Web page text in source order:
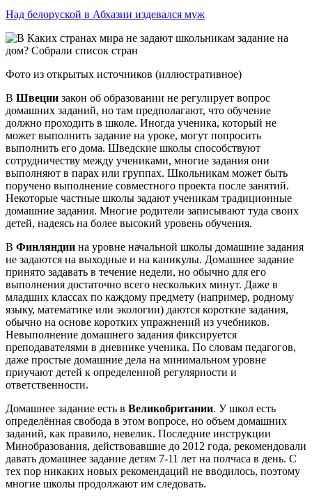
Над белоруской в Абхазии издевался муж
Фото из открытых источников (иллюстративное)
В Швеции закон об образовании не регулирует вопрос
домашних заданий, но там предполагают, что обучение
должно проходить в школе. Иногда ученика, который не
может выполнить задание на уроке, могут попросить
выполнить его дома. Шведские школы способствуют
сотрудничеству между учениками, многие задания они
выполняют в парах или группах. Школьникам может быть
поручено выполнение совместного проекта после занятий.
Некоторые частные школы задают ученикам традиционные
домашние задания. Многие родители записывают туда своих
детей, надеясь на более высокий уровень обучения.
В Финляндии на уровне начальной школы домашние задания
не задаются на выходные и на каникулы. Домашнее задание
принято задавать в течение недели, но обычно для его
выполнения достаточно всего нескольких минут. Даже в
младших классах по каждому предмету (например, родному
языку, математике или экологии) даются короткие задания,
обычно на основе коротких упражнений из учебников.
Невыполнение домашнего задания фиксируется
преподавателями в дневнике ученика. По словам педагогов,
даже простые домашние дела на минимальном уровне
приучают детей к определенной регулярности и
ответственности.
Домашнее задание есть в Великобритании. У школ есть
определённая свобода в этом вопросе, но объем домашних
заданий, как правило, невелик. Последние инструкции
Минобразования, действовавшие до 2012 года, рекомендовали
давать домашнее задание детям 7-11 лет на полчаса в день. С
тех пор никаких новых рекомендаций не вводилось, поэтому
многие школы продолжают им следовать.